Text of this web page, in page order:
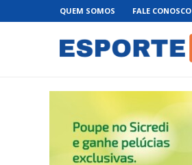
QUEM SOMOS FALE CONOSCO